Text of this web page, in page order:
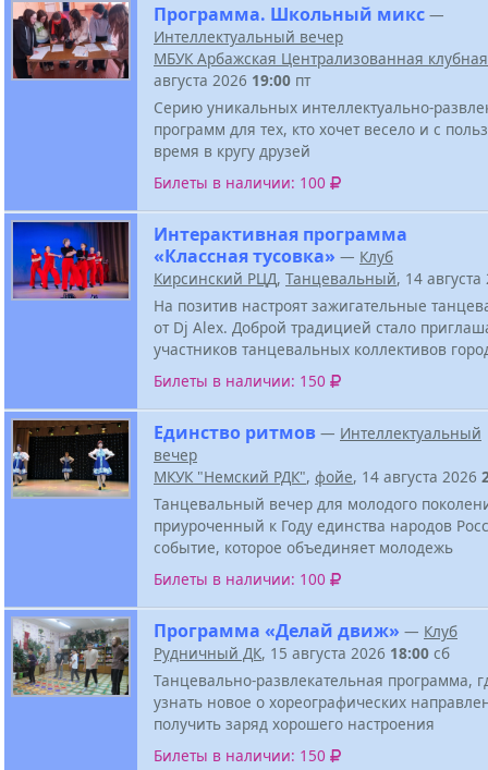
Программа. Школьный микс —
Интеллектуальный вечер
МБУК Арбажская Централизованная
августа 2026 19:00 пт
Серию уникальных интеллектуально-
программ для тех, кто хочет весело и с
время в кругу друзей
Билеты в наличии: 100
Интерактивная программа
«Классная тусовка» — Клуб
Кирсинский РЦД, Танцевальный, 14
На позитив настроят зажигательные
от Dj Alex. Доброй традицией стало
участников танцевальных коллективов
Билеты в наличии: 150
Единство ритмов — Интеллектуальный
вечер
МКУК "Немский РДК", фойе, 14 августа 2026
Танцевальный вечер для молодого
приуроченный к Году единства народов
событие, которое объединяет молодежь
Билеты в наличии: 100
Программа «Делай движ» — Клуб
Рудничный ДК, 15 августа 2026 18:00 сб
Танцевально-развлекательная программа,
узнать новое о хореографических
получить заряд хорошего настроения
Билеты в наличии: 150